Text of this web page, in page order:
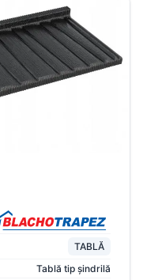
TABLĂ
Tablă tip șindrilă